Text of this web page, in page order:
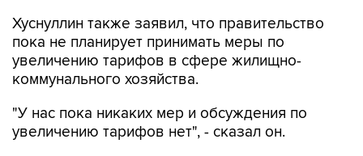
Хуснуллин также заявил, что правительство
пока не планирует принимать меры по
увеличению тарифов в сфере жилищно-
коммунального хозяйства.
"У нас пока никаких мер и обсуждения по
увеличению тарифов нет", - сказал он.